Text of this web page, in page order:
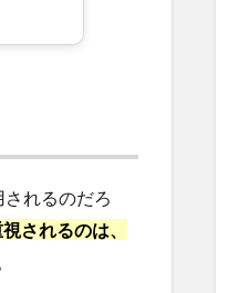
れるのだろ
されるのは、